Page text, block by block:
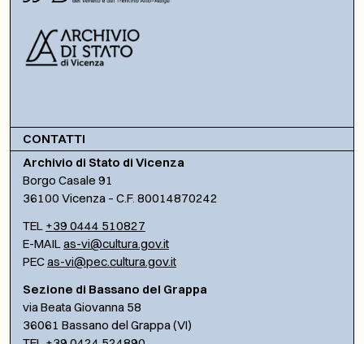
CONTATTI
Archivio di Stato di Vicenza
Borgo Casale 91
36100 Vicenza – C.F. 80014870242
TEL +39 0444 510827
E-MAILas-vi@cultura.gov.it
PECas-vi@pec.cultura.gov.it
Sezione di Bassano del Grappa
via Beata Giovanna 58
36061 Bassano del Grappa (VI)